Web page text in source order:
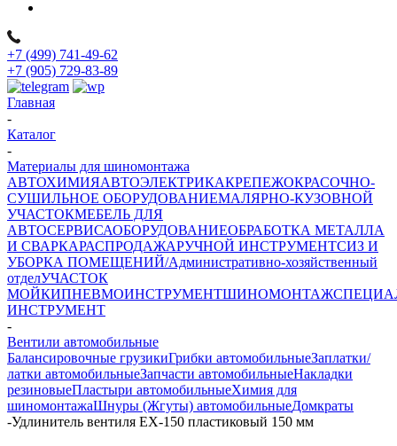
+7 (499) 741-49-62
+7 (905) 729-83-89
Главная
-
Каталог
-
Материалы для шиномонтажа
АВТОХИМИЯАВТОЭЛЕКТРИКАКРЕПЕЖОКРАСОЧНО-
СУШИЛЬНОЕ ОБОРУДОВАНИЕМАЛЯРНО-КУЗОВНОЙ
УЧАСТОКМЕБЕЛЬ ДЛЯ
АВТОСЕРВИСАОБОРУДОВАНИЕОБРАБОТКА МЕТАЛЛА
И СВАРКАРАСПРОДАЖАРУЧНОЙ ИНСТРУМЕНТСИЗ И
УБОРКА ПОМЕЩЕНИЙ/Административно-хозяйственный
отделУЧАСТОК
МОЙКИПНЕВМОИНСТРУМЕНТШИНОМОНТАЖ
ИНСТРУМЕНТ
-
Вентили автомобильные
Балансировочные грузикиГрибки автомобильныеЗаплатки/
латки автомобильныеЗапчасти автомобильныеНакладки
резиновыеПластыри автомобильныеХимия для
шиномонтажаШнуры (Жгуты) автомобильныеДомкраты
-Удлинитель вентиля ЕХ-150 пластиковый 150 мм